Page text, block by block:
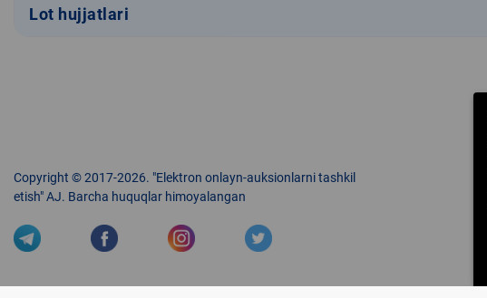
Lot hujjatlari
Copyright © 2017-2026. "Elektron onlayn-auksionlarni tashkil
etish" AJ. Barcha huquqlar himoyalangan